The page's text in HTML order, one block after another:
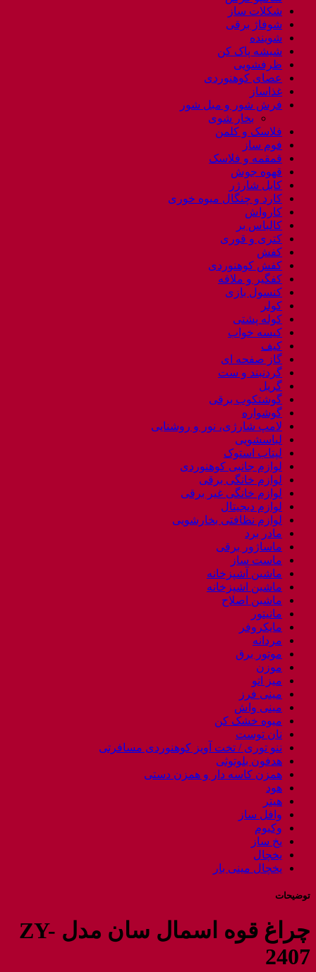
شکلات ساز
شوفاژ برقی
شوینده
شیشه پاک کن
ظرفشویی
عصای کوهنوردی
غذاساز
فرش شور و مبل شور
بخار شوی
فلاسک و کلمن
فوم ساز
قمقمه و فلاسک
قهوه جوش
کابل شارژر
کارد و چنگال میوه خوری
کارواش
کالباس بر
کتری و قوری
کفش
کفش کوهنوردی
کفگیر و ملاقه
کنسول بازی
کولر
کوله پشتی
کیسه خواب
کیف
گاز صفحه ای
گردنبند و ست
گریل
گوشتکوب برقی
گوشواره
لامپ شارژی، نور و روشنایی
لباسشویی
لپتاب استوک
لوازم جانبی کوهنوردی
لوازم خانگی برقی
لوازم خانگی غیر برقی
لوازم دیجیتال
لوازم نظافتی بخارشویی
مادر برد
ماساژور برقی
ماست ساز
ماشین آشپزخانه
ماشین اشپزخانه
ماشین اصلاح
مانیتور
مایکروفر
مردانه
موتور برق
موزن
میز اتو
مینی فرز
مینی واش
میوه خشک کن
نان توست
ننو توری / تخت آویز کوهنوردی مسافرتی
هدفون بلوتوثی
همزن کاسه دار و همزن دستی
هود
هیتر
وافل ساز
وکیوم
یخ ساز
یخچال
یخچال مینی بار
توضیحات
چراغ قوه اسمال سان مدل ZY-
2407